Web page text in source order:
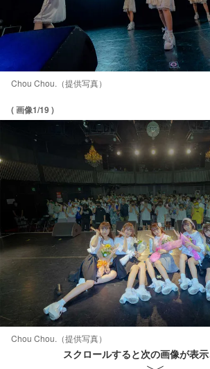
Chou Chou.（提供写真）
( 画像1/19 )
Chou Chou.（提供写真）
スクロールすると次の画像が表